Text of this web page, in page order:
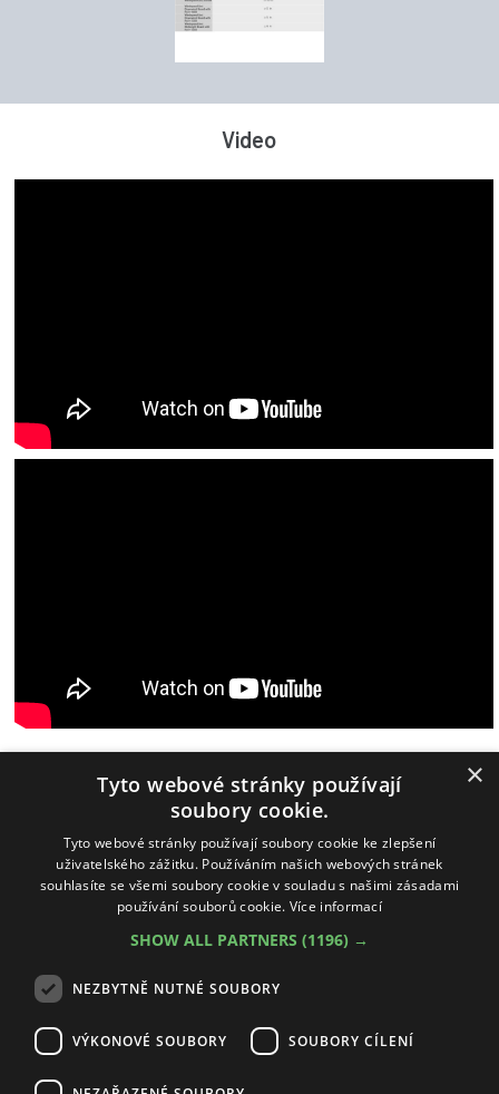
Video
Windsurfing IQFoil Paddleboarding
Půjčovna
Výprodej Bazar Předobjednávky
|
Obchodní podmínky
Cookies nastavení Odstoupit od smlouvy
Copyright © 2009 - 2026 Water solution s.r.o. / Všechna práva vyhrazena
×
Tyto webové stránky používají
soubory cookie.
Tyto webové stránky používají soubory cookie ke zlepšení
uživatelského zážitku. Používáním našich webových stránek
souhlasíte se všemi soubory cookie v souladu s našimi zásadami
používání souborů cookie. Více informací
SHOW ALL PARTNERS (1196) →
NEZBYTNĚ NUTNÉ SOUBORY
VÝKONOVÉ SOUBORY SOUBORY CÍLENÍ